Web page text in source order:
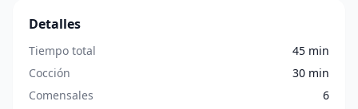
Detalles
Tiempo total
45 min
Cocción
30 min
Comensales
6